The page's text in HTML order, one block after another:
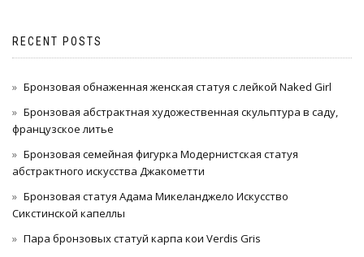
RECENT POSTS
Бронзовая обнаженная женская статуя с лейкой Naked Girl
Бронзовая абстрактная художественная скульптура в саду,
французское литье
Бронзовая семейная фигурка Модернистская статуя
абстрактного искусства Джакометти
Бронзовая статуя Адама Микеланджело Искусство
Сикстинской капеллы
Пара бронзовых статуй карпа кои Verdis Gris